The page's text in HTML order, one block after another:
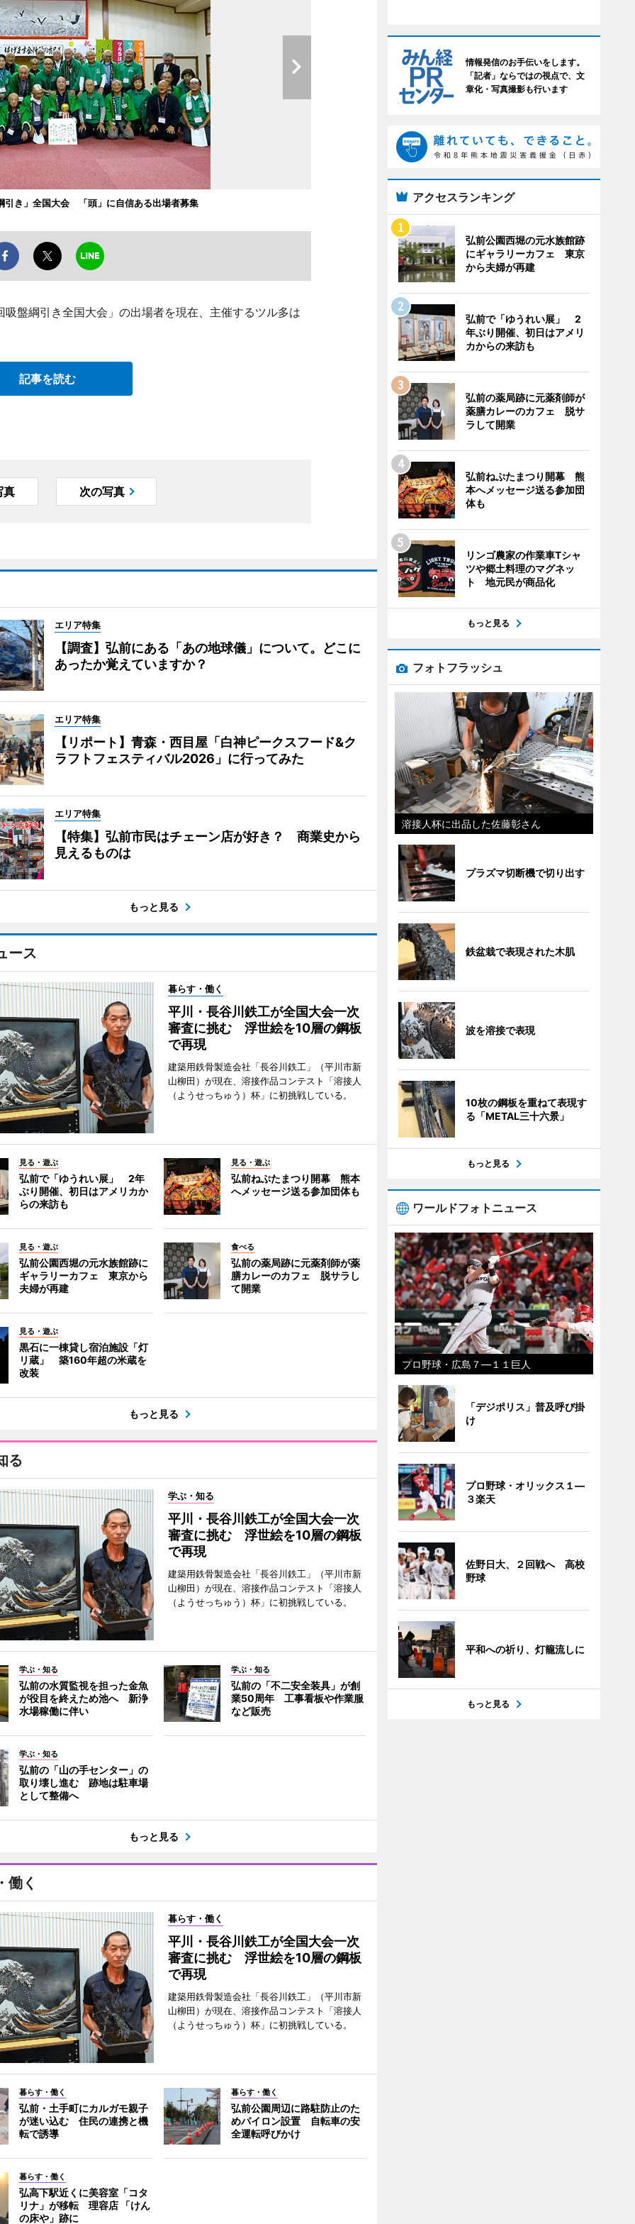
引き」全国大会 「頭」に自信ある出場者募集
盤綱引き全国大会」の出場者を現在、主催するツル多は
記事を読む
真 次の写真
エリア特集
【調査】弘前にある「あの地球儀」について。どこに
あったか覚えていますか？
エリア特集
【リポート】青森・西目屋「白神ピークスフード&ク
ラフトフェスティバル2026」に行ってみた
エリア特集
【特集】弘前市民はチェーン店が好き？ 商業史から
見えるものは
もっと見る
ース
暮らす・働く
平川・長谷川鉄工が全国大会一次
審査に挑む 浮世絵を10層の鋼板
で再現
建築用鉄骨製造会社「長谷川鉄工」（平川市新
山柳田）が現在、溶接作品コンテスト「溶接人
（ようせっちゅう）杯」に初挑戦している。
見る・遊ぶ
弘前で「ゆうれい展」 2年
ぶり開催、初日はアメリカか
らの来訪も
見る・遊ぶ
弘前ねぷたまつり開幕 熊本
へメッセージ送る参加団体も
見る・遊ぶ
弘前公園西堀の元水族館跡に
ギャラリーカフェ 東京から
夫婦が再建
食べる
弘前の薬局跡に元薬剤師が薬
膳カレーのカフェ 脱サラし
て開業
見る・遊ぶ
黒石に一棟貸し宿泊施設「灯
リ蔵」 築160年超の米蔵を
改装
もっと見る
る
学ぶ・知る
平川・長谷川鉄工が全国大会一次
審査に挑む 浮世絵を10層の鋼板
で再現
建築用鉄骨製造会社「長谷川鉄工」（平川市新
山柳田）が現在、溶接作品コンテスト「溶接人
（ようせっちゅう）杯」に初挑戦している。
学ぶ・知る
弘前の水質監視を担った金魚
が役目を終えため池へ 新浄
水場稼働に伴い
学ぶ・知る
弘前の「不二安全装具」が創
業50周年 工事看板や作業服
など販売
学ぶ・知る
弘前の「山の手センター」の
取り壊し進む 跡地は駐車場
として整備へ
もっと見る
働く
暮らす・働く
平川・長谷川鉄工が全国大会一次
審査に挑む 浮世絵を10層の鋼板
で再現
建築用鉄骨製造会社「長谷川鉄工」（平川市新
山柳田）が現在、溶接作品コンテスト「溶接人
（ようせっちゅう）杯」に初挑戦している。
暮らす・働く
弘前・土手町にカルガモ親子
が迷い込む 住民の連携と機
転で誘導
暮らす・働く
弘前公園周辺に路駐防止のた
めパイロン設置 自転車の安
全運転呼びかけ
暮らす・働く
弘高下駅近くに美容室「コタ
リナ」が移転 理容店 「けん
の床や」跡に
情報発信のお手伝いをします。
「記者」ならではの視点で、文
章化・写真撮影も行います
アクセスランキング
弘前公園西堀の元水族館跡
にギャラリーカフェ 東京
から夫婦が再建
弘前で「ゆうれい展」 2
年ぶり開催、初日はアメリ
カからの来訪も
弘前の薬局跡に元薬剤師が
薬膳カレーのカフェ 脱サ
ラして開業
弘前ねぷたまつり開幕 熊
本へメッセージ送る参加団
体も
リンゴ農家の作業車Tシャ
ツや郷土料理のマグネッ
ト 地元民が商品化
もっと見る
フォトフラッシュ
溶接人杯に出品した佐藤彰さん
プラズマ切断機で切り出す
鉄盆栽で表現された木肌
波を溶接で表現
10枚の鋼板を重ねて表現す
る「METAL三十六景」
もっと見る
ワールドフォトニュース
プロ野球・広島７―１１巨人
「デジポリス」普及呼び掛
け
プロ野球・オリックス１―
３楽天
佐野日大、２回戦へ 高校
野球
平和への祈り、灯籠流しに
もっと見る